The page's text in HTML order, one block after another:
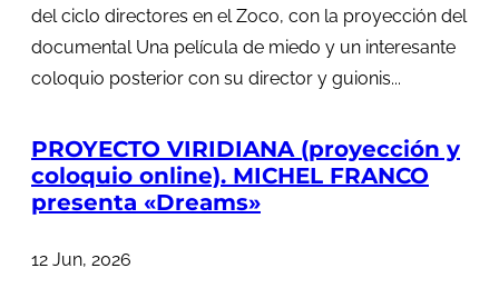
del ciclo directores en el Zoco, con la proyección del
documental Una película de miedo y un interesante
coloquio posterior con su director y guionis...
PROYECTO VIRIDIANA (proyección y
coloquio online). MICHEL FRANCO
presenta «Dreams»
12 Jun, 2026